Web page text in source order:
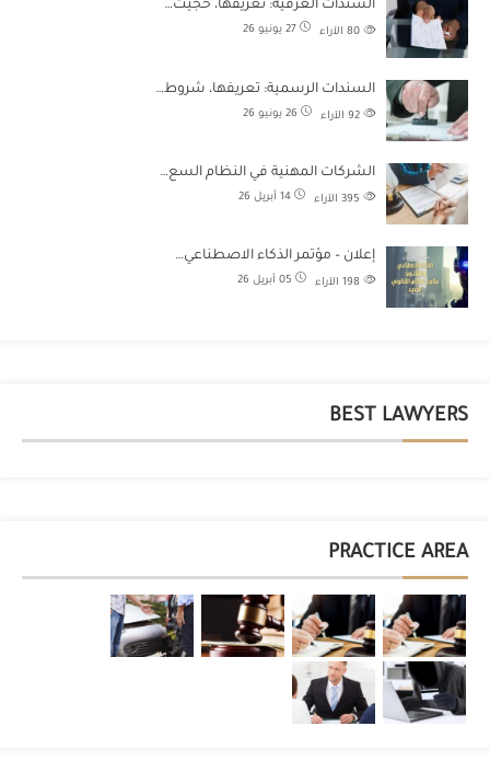
السندات العرفية: تعريفها، حجيت…
27 يونيو 26 الآراء
السندات الرسمية: تعريفها، شروط…
26 يونيو 26 الآراء
الشركات المهنية في النظام السع…
14 أبريل 26 الآراء
إعلان – مؤتمر الذكاء الاصطناعي…
05 أبريل 26 الآراء
BEST LAWYERS
PRACTICE AREA